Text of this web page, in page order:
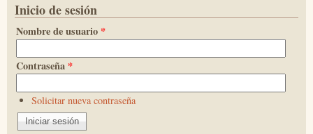
Inicio de sesión
Nombre de usuario *
Contraseña *
Solicitar nueva contraseña